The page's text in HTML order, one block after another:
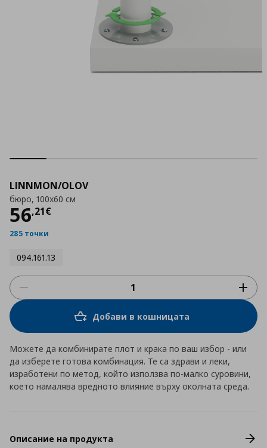
LINNMON/OLOV
бюро, 100x60 см
56,21€
Цена
285 точки
094.161.13
Добави в кошницата
Можете да комбинирате плот и крака по ваш избор - или
да изберете готова комбинация. Те са здрави и леки,
изработени по метод, който използва по-малко суровини,
което намалява вредното влияние върху околната среда.
Описание на продукта